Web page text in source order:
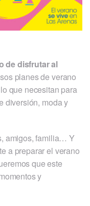
de disfrutar al
planes de verano
que necesitan para
diversión, moda y
amigos, familia… Y
a preparar el verano
que este
y